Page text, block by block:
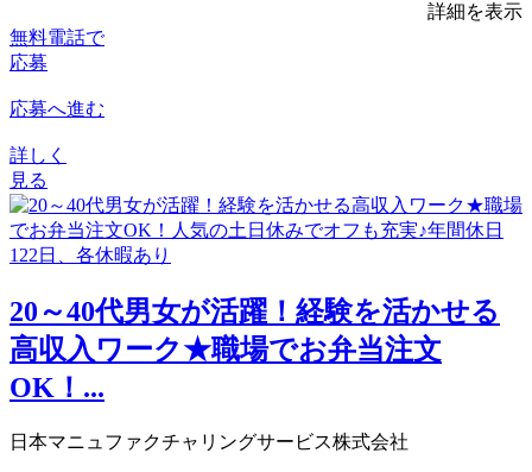
詳細を表示
無料電話で
応募
応募へ進む
詳しく
見る
20～40代男女が活躍！経験を活かせる
高収入ワーク★職場でお弁当注文
OK！...
日本マニュファクチャリングサービス株式会社